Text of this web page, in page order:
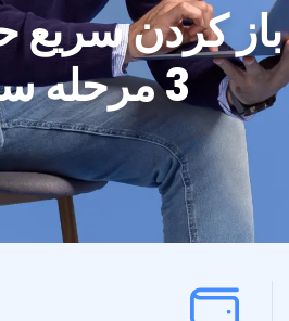
باز کردن سریع
3 مرحله ساده